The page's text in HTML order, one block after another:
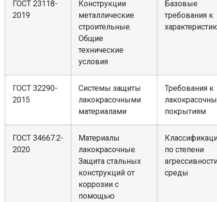
ГОСТ 23118-
2019
Конструкции
металлические
строительные.
Общие
технические
условия
Базовые
требования к
ГОСТ 32290-
2015
Системы защиты
лакокрасочными
материалами
Требования к
покрытиям
ГОСТ 34667.2-
2020
Материалы
лакокрасочные.
Защита стальных
конструкций от
коррозии с
помощью
по степени
среды